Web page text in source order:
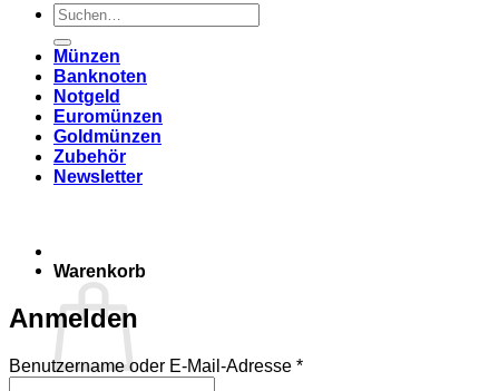
Warenkorb
Suchen
nach:
Münzen
Banknoten
Notgeld
Euromünzen
Goldmünzen
Zubehör
Newsletter
Anmelden
Benutzername oder E-Mail-Adresse *Erforderlich